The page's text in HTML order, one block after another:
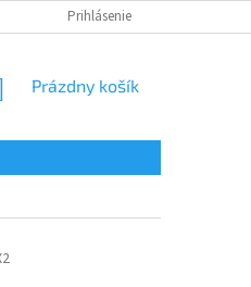
KONTAKTY
Prihlásenie
NÁKUPNÝ
Prázdny košík